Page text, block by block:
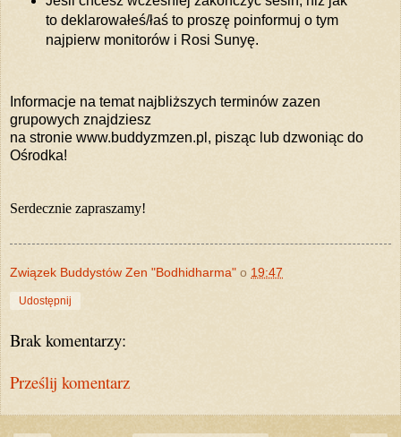
to deklarowałeś/łaś to proszę poinformuj o tym
najpierw monitorów i Rosi Sunyę.
Informacje na temat najbliższych terminów zazen
grupowych znajdziesz
na stronie www.buddyzmzen.pl, pisząc lub dzwoniąc do
Ośrodka!
Serdecznie zapraszamy!
Związek Buddystów Zen "Bodhidharma" o 19:47
Udostępnij
Brak komentarzy:
Prześlij komentarz